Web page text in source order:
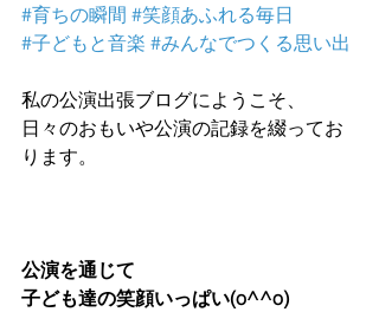
#育ちの瞬間 #笑顔あふれる毎日
#子どもと音楽 #みんなでつくる思い出
私の公演出張ブログにようこそ、
日々のおもいや公演の記録を綴ってお
ります。
公演を通じて
子ども達の笑顔いっぱい(o^^o)